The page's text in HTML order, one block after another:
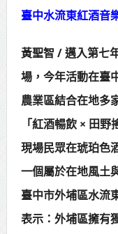
法比賽 圓滿
賴清德總
不對稱戰力
蔣萬安再
邁組閣
賴總統肯
圍者 允諾完
臺中水流東紅酒音
黃聖智 / 邁入第七
場，今年活動在臺
農業區結合在地多
「紅酒暢飲 × 田
現場民眾在琥珀色
一個屬於在地風土
臺中市外埔區水流
表示：外埔區擁有